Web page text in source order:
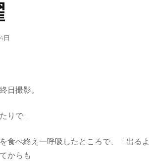
日
日撮影。
りで…
食べ終え一呼吸したところで、「出る
からも